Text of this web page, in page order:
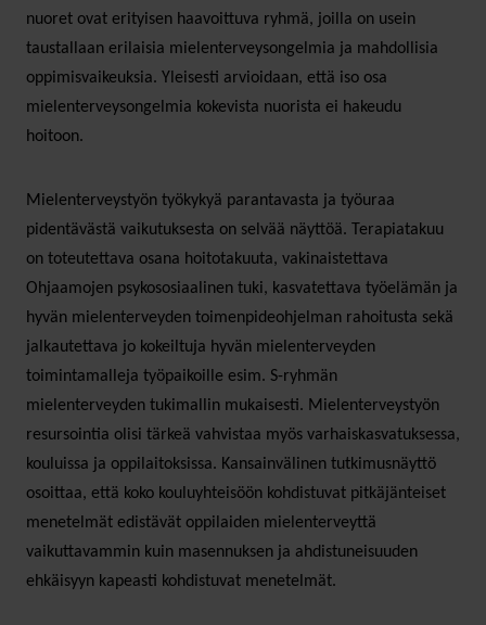
nuoret ovat erityisen haavoittuva ryhmä, joilla on usein
taustallaan erilaisia mielenterveysongelmia ja mahdollisia
oppimisvaikeuksia. Yleisesti arvioidaan, että iso osa
mielenterveysongelmia kokevista nuorista ei hakeudu
hoitoon.
Mielenterveystyön työkykyä parantavasta ja työuraa
pidentävästä vaikutuksesta on selvää näyttöä. Terapiatakuu
on toteutettava osana hoitotakuuta, vakinaistettava
Ohjaamojen psykososiaalinen tuki, kasvatettava työelämän ja
hyvän mielenterveyden toimenpideohjelman rahoitusta sekä
jalkautettava jo kokeiltuja hyvän mielenterveyden
toimintamalleja työpaikoille esim. S-ryhmän
mielenterveyden tukimallin mukaisesti. Mielenterveystyön
resursointia olisi tärkeä vahvistaa myös varhaiskasvatuksessa,
kouluissa ja oppilaitoksissa. Kansainvälinen tutkimusnäyttö
osoittaa, että koko kouluyhteisöön kohdistuvat pitkäjänteiset
menetelmät edistävät oppilaiden mielenterveyttä
vaikuttavammin kuin masennuksen ja ahdistuneisuuden
ehkäisyyn kapeasti kohdistuvat menetelmät.